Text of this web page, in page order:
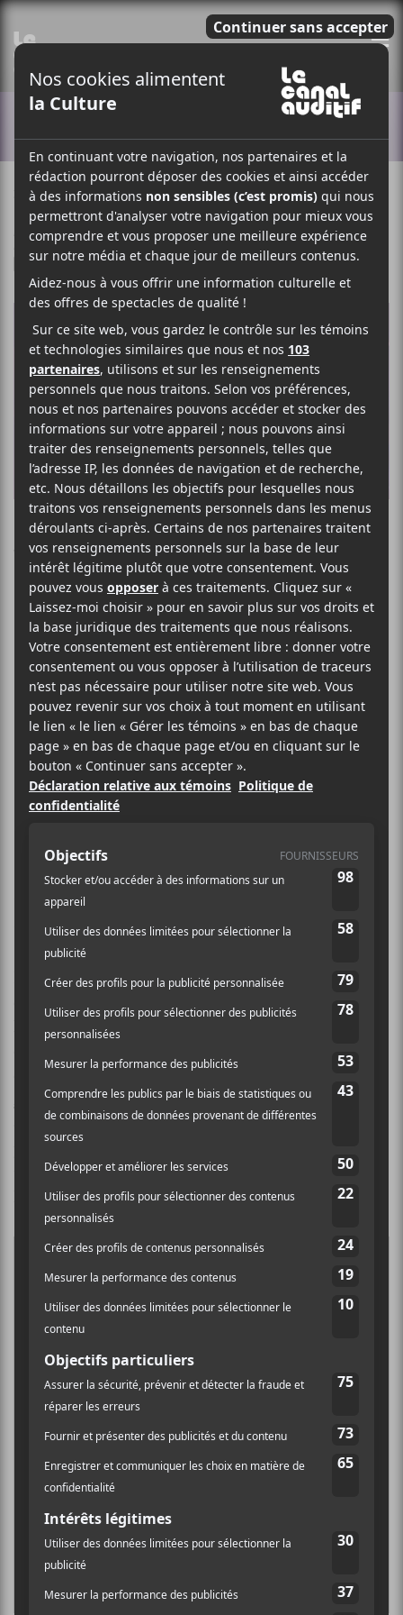
30 OCTOBRE 2025
PARLOUIS-PHILIPPE LABRÈCHE
/ POP
/ ROCK
F
A
C
E
B
O
K
T
W
I
T
T
E
P
A
R
T
A
G
E
R
Win Butler et
Regine
Chassagne
d’Arcade Fire
annonce leur
séparation
Le couple au cœur d’Arcade Fire
annonce une séparation amicale et
assure que le groupe va continuer.
Dans une publication sur les réseaux sociaux, le
couple a annoncé sa séparation tout en expliquant que
le groupe continuera, que ses projets en Haïti
continueront et qu’ils demeurent engagés envers leurs
enfants. La vie a été houleuse pour la formation
Arcade Fireau cours des dernières années après que
des allégations envers Win Butler aient été rendues
publiques. En mai dernier, le groupe lançait pourtant
un album qui semblait pointer vers un renouveau de
l’amour avecPink Elephant.